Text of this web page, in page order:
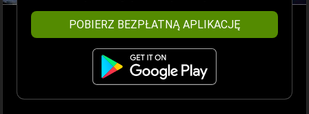
POBIERZ BEZPŁATNĄ APLIKACJĘ